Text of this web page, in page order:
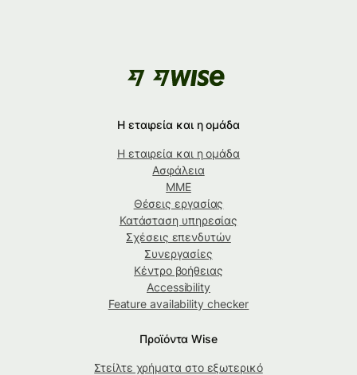
Η εταιρεία και η ομάδα
Η εταιρεία και η ομάδα
Ασφάλεια
ΜΜΕ
Θέσεις εργασίας
Κατάσταση υπηρεσίας
Σχέσεις επενδυτών
Συνεργασίες
Κέντρο βοήθειας
Accessibility
Feature availability checker
Προϊόντα Wise
Στείλτε χρήματα στο εξωτερικό